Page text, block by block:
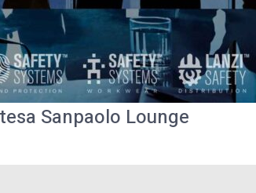
Sanpaolo Lounge